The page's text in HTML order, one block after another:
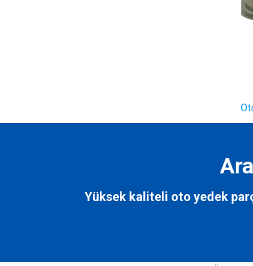
Yüksek kaliteli oto yedek